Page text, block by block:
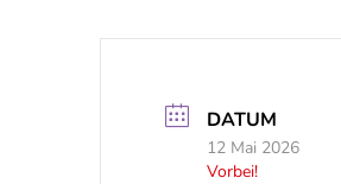
DATUM
12 Mai 2026
Vorbei!